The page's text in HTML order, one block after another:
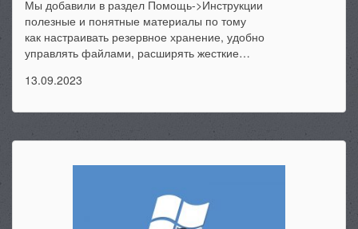
Мы добавили в раздел Помощь->Инструкции
полезные и понятные материалы по тому
как настраивать резервное хранение, удобно
управлять файлами, расширять жесткие…
13.09.2023